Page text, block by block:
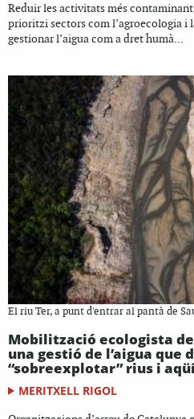
Reduir les activitats més
prioritzi sectors com l’agroecologia i
gestionar l’aigua com a dret humà...
El riu Ter, a punt d'entrar al pantà de
Mobilització ecologista
una gestió de l’aigua que
“sobreexplotar” rius i
MERITXELL RIGOL